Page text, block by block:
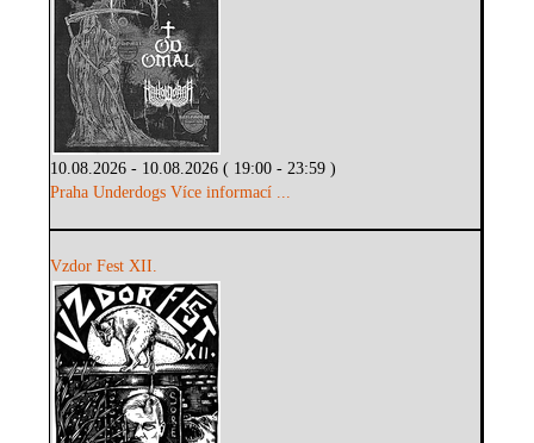
10.08.2026 - 10.08.2026 ( 19:00 - 23:59 )
Praha Underdogs Více informací ...
Vzdor Fest XII.